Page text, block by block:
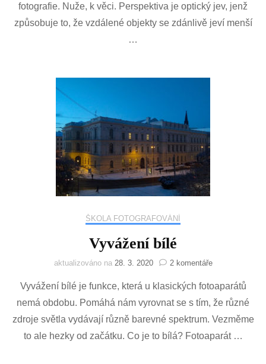
fotografie. Nuže, k věci. Perspektiva je optický jev, jenž
způsobuje to, že vzdálené objekty se zdánlivě jeví menší
…
ŠKOLA FOTOGRAFOVÁNÍ
Vyvážení bílé
aktualizováno na 28. 3. 2020 2 komentářeu
s
názvem
bílé
Vyvážení bílé je funkce, která u klasických fotoaparátů
nemá obdobu. Pomáhá nám vyrovnat se s tím, že různé
zdroje světla vydávají různě barevné spektrum. Vezměme
to ale hezky od začátku. Co je to bílá? Fotoaparát …